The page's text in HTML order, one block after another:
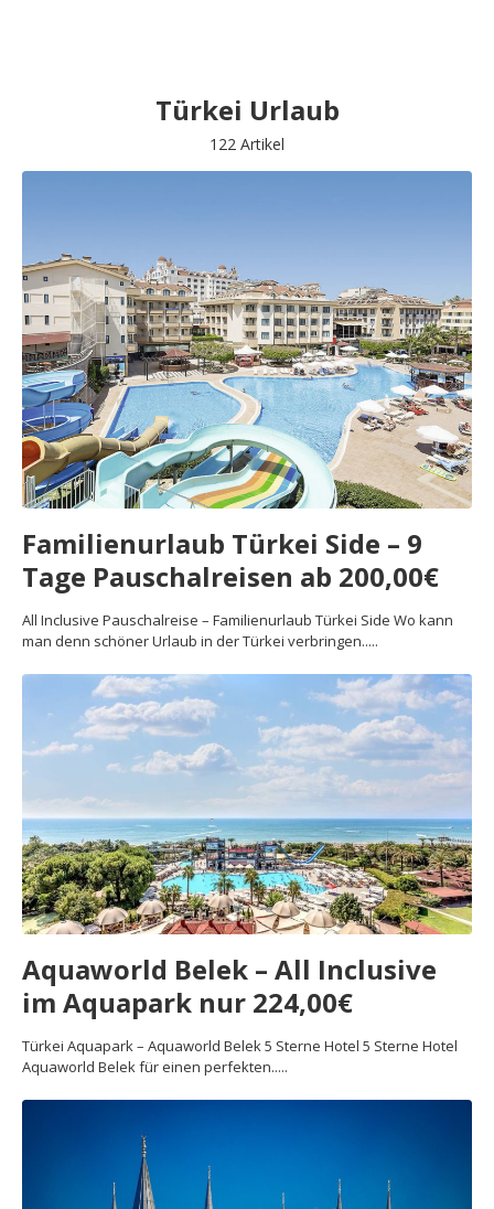
Türkei Urlaub
122 Artikel
Familienurlaub Türkei Side – 9
Tage Pauschalreisen ab 200,00€
All Inclusive Pauschalreise – Familienurlaub Türkei Side Wo kann
man denn schöner Urlaub in der Türkei verbringen.....
Aquaworld Belek – All Inclusive
im Aquapark nur 224,00€
Türkei Aquapark – Aquaworld Belek 5 Sterne Hotel 5 Sterne Hotel
Aquaworld Belek für einen perfekten.....